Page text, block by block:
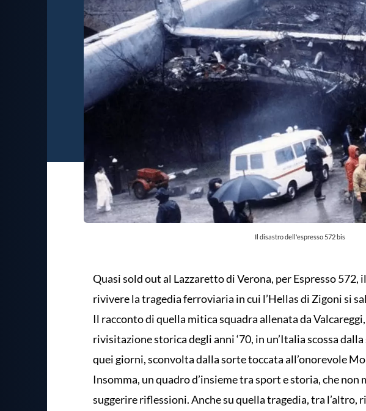
Il disastro dell'espresso 572 bis
Quasi sold out al Lazzaretto di Verona, per Espresso 572,
rivivere la tragedia ferroviaria in cui l’Hellas di Zigoni si
Il racconto di quella mitica squadra allenata da
rivisitazione storica degli anni ‘70, in un’Italia scossa
quei giorni, sconvolta dalla sorte toccata all’onorevole
Insomma, un quadro d’insieme tra sport e storia, che non
suggerire riflessioni. Anche su quella tragedia, tra l’altro,